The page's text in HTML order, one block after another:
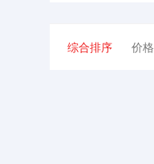
综合排序 价格